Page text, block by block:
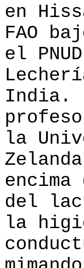
en
FAO
el
India.
la
del
la